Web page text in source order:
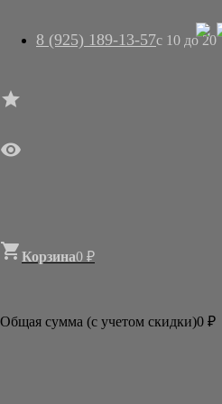

КАРТИНЫ
8 (925) 189-13-57с 10 до 20


Корзина0 ₽
Общая сумма (с учетом скидки)0 ₽